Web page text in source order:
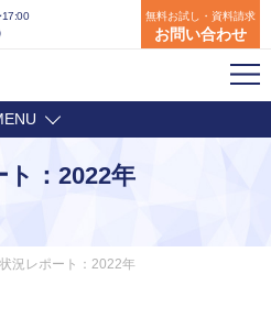
17:00
無料お試し・資料請求
お問い合わせ
：2022年
況レポート：2022年